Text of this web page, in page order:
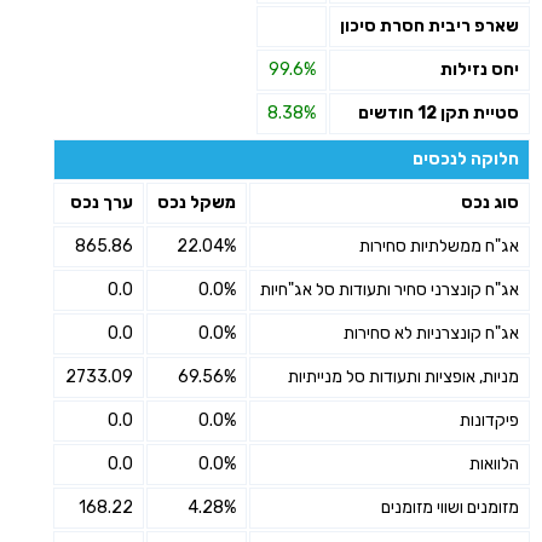
שארפ ריבית חסרת סיכון
יחס נזילות 99.6%
סטיית תקן 12 חודשים 8.38%
חלוקה לנכסים
סוג נכס משקל נכס ערך נכס
אג"ח ממשלתיות סחירות 22.04%
865.86
אג"ח קונצרני סחיר ותעודות סל אג"חיות 0.0%
0.0
אג"ח קונצרניות לא סחירות 0.0%
0.0
מניות, אופציות ותעודות סל מנייתיות 69.56%
2733.09
פיקדונות 0.0%
0.0
הלוואות 0.0%
0.0
מזומנים ושווי מזומנים 4.28%
168.22